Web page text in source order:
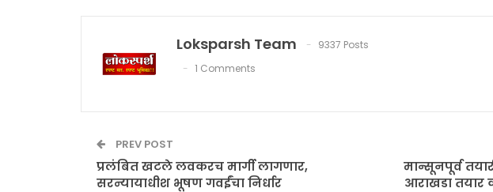
Loksparsh Team
9337 Posts
1 Comments
PREV POST
प्रलंबित खटले लवकरच मार्गी लागणार,
सरन्यायाधीश भूषण गवईंचा निर्धार
मान्सूनपूर्व
आराखडा तयार